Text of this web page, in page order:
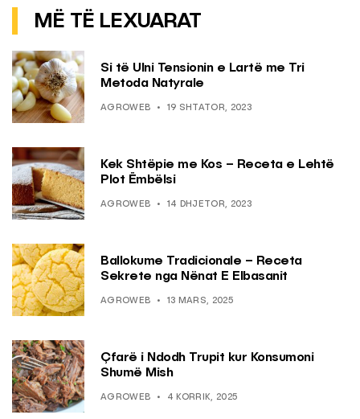
MË TË LEXUARAT
Si të Ulni Tensionin e Lartë me Tri
Metoda Natyrale
AGROWEB 19 SHTATOR, 2023
Kek Shtëpie me Kos – Receta e Lehtë
Plot Ëmbëlsi
AGROWEB 14 DHJETOR, 2023
Ballokume Tradicionale – Receta
Sekrete nga Nënat E Elbasanit
AGROWEB 13 MARS, 2025
Çfarë i Ndodh Trupit kur Konsumoni
Shumë Mish
AGROWEB 4 KORRIK, 2025